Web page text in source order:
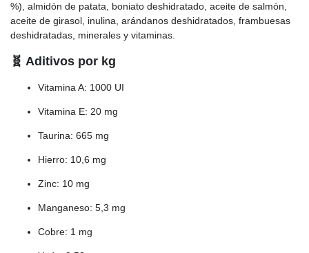
%), almidón de patata, boniato deshidratado, aceite de salmón,
aceite de girasol, inulina, arándanos deshidratados, frambuesas
deshidratadas, minerales y vitaminas.
🧬 Aditivos por kg
Vitamina A: 1000 UI
Vitamina E: 20 mg
Taurina: 665 mg
Hierro: 10,6 mg
Zinc: 10 mg
Manganeso: 5,3 mg
Cobre: 1 mg